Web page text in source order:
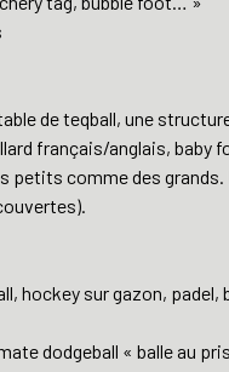
de teqball, une
français/anglais,
petits comme des
hockey sur gazon,
dodgeball « balle au